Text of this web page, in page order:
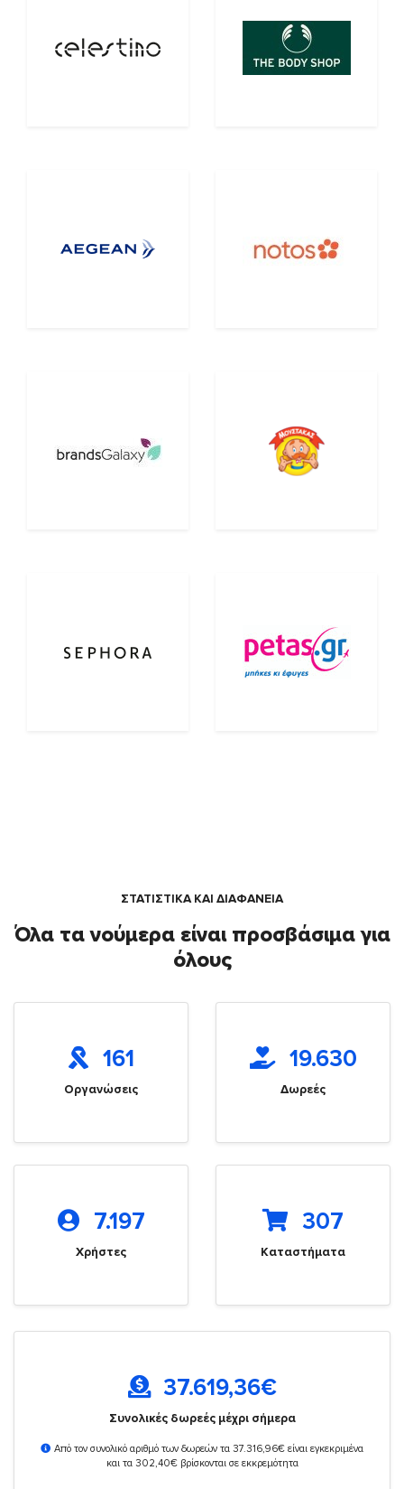
ΣΤΑΤΙΣΤΙΚΑ ΚΑΙ ΔΙΑΦΑΝΕΙΑ
Όλα τα νούμερα είναι προσβάσιμα για
όλους
161
Οργανώσεις
19.630
Δωρεές
7.197
Χρήστες
307
Καταστήματα
37.619,36€
Συνολικές δωρεές μέχρι σήμερα
Από τον συνολικό αριθμό των δωρεών τα 37.316,96€ είναι εγκεκριμένα
και τα 302,40€ βρίσκονται σε εκκρεμότητα